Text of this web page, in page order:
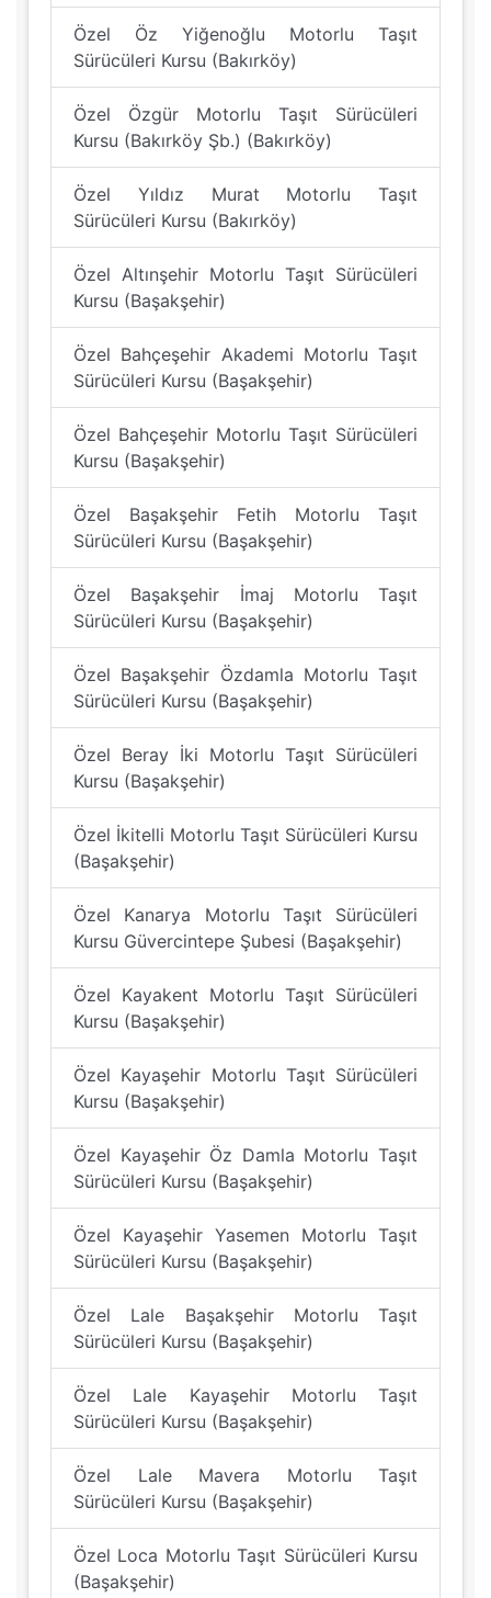
Özel Öz Yiğenoğlu Motorlu Taşıt
Sürücüleri Kursu (Bakırköy)
Özel Özgür Motorlu Taşıt Sürücüleri
Kursu (Bakırköy Şb.) (Bakırköy)
Özel Yıldız Murat Motorlu Taşıt
Sürücüleri Kursu (Bakırköy)
Özel Altınşehir Motorlu Taşıt Sürücüleri
Kursu (Başakşehir)
Özel Bahçeşehir Akademi Motorlu Taşıt
Sürücüleri Kursu (Başakşehir)
Özel Bahçeşehir Motorlu Taşıt Sürücüleri
Kursu (Başakşehir)
Özel Başakşehir Fetih Motorlu Taşıt
Sürücüleri Kursu (Başakşehir)
Özel Başakşehir İmaj Motorlu Taşıt
Sürücüleri Kursu (Başakşehir)
Özel Başakşehir Özdamla Motorlu Taşıt
Sürücüleri Kursu (Başakşehir)
Özel Beray İki Motorlu Taşıt Sürücüleri
Kursu (Başakşehir)
Özel İkitelli Motorlu Taşıt Sürücüleri Kursu
(Başakşehir)
Özel Kanarya Motorlu Taşıt Sürücüleri
Kursu Güvercintepe Şubesi (Başakşehir)
Özel Kayakent Motorlu Taşıt Sürücüleri
Kursu (Başakşehir)
Özel Kayaşehir Motorlu Taşıt Sürücüleri
Kursu (Başakşehir)
Özel Kayaşehir Öz Damla Motorlu Taşıt
Sürücüleri Kursu (Başakşehir)
Özel Kayaşehir Yasemen Motorlu Taşıt
Sürücüleri Kursu (Başakşehir)
Özel Lale Başakşehir Motorlu Taşıt
Sürücüleri Kursu (Başakşehir)
Özel Lale Kayaşehir Motorlu Taşıt
Sürücüleri Kursu (Başakşehir)
Özel Lale Mavera Motorlu Taşıt
Sürücüleri Kursu (Başakşehir)
Özel Loca Motorlu Taşıt Sürücüleri Kursu
(Başakşehir)